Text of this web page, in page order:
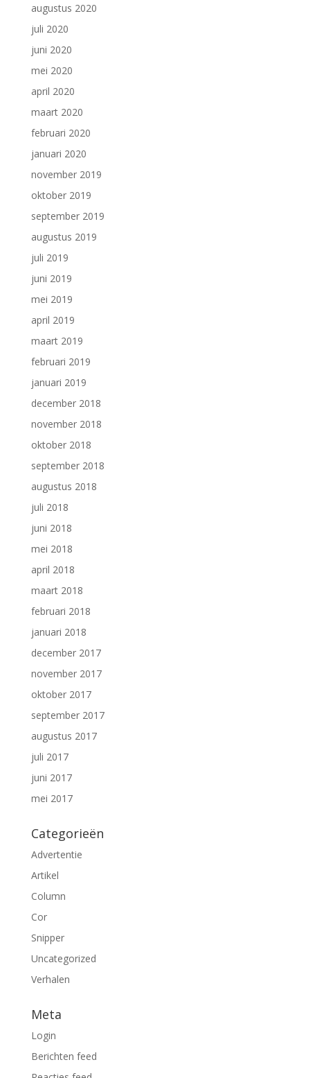
augustus 2020
juli 2020
juni 2020
mei 2020
april 2020
maart 2020
februari 2020
januari 2020
november 2019
oktober 2019
september 2019
augustus 2019
juli 2019
juni 2019
mei 2019
april 2019
maart 2019
februari 2019
januari 2019
december 2018
november 2018
oktober 2018
september 2018
augustus 2018
juli 2018
juni 2018
mei 2018
april 2018
maart 2018
februari 2018
januari 2018
december 2017
november 2017
oktober 2017
september 2017
augustus 2017
juli 2017
juni 2017
mei 2017
Categorieën
Advertentie
Artikel
Column
Cor
Snipper
Uncategorized
Verhalen
Meta
Login
Berichten feed